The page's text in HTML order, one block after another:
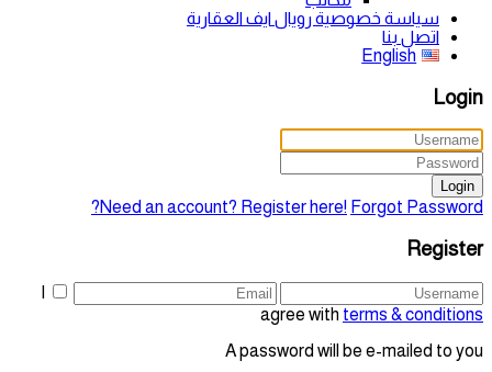
سياسة خصوصية رويال ايف العقارية
اتصل بنا
English
Login
Login
Need an account? Register here! Forgot Password?
Register
agree with terms & conditions
A password will be e-mailed to you